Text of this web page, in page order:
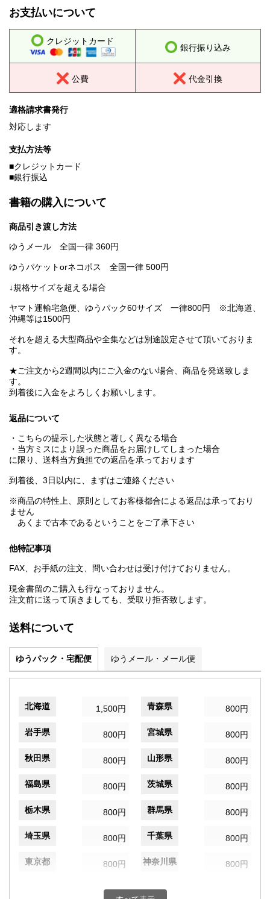
お支払いについて
クレジットカード
銀行振り込み
公費 代金引換
適格請求書発行
対応します
支払方法等
■クレジットカード
■銀行振込
書籍の購入について
商品引き渡し方法
ゆうメール 全国一律 360円
ゆうパケットorネコポス 全国一律 500円
↓規格サイズを超える場合
ヤマト運輸宅急便、ゆうパック60サイズ 一律800円 ※北海道、
沖縄等は1500円
それを超える大型商品や全集などは別途設定させて頂いておりま
す。
★ご注文から2週間以内にご入金のない場合、商品を発送致しま
す。
到着後に入金をよろしくお願いします。
返品について
・こちらの提示した状態と著しく異なる場合
・当方ミスにより誤った商品をお届けしてしまった場合
に限り、送料当方負担での返品を承っております
到着後、3日以内に、まずはご連絡ください
※商品の特性上、原則としてお客様都合による返品は承っており
ません
あくまで古本であるということをご了承下さい
他特記事項
FAX、お手紙の注文、問い合わせは受け付けておりません。
現金書留のご購入も行なっておりません。
注文前に送って頂きましても、受取り拒否致します。
送料について
ゆうパック・宅配便 ゆうメール・メール便
北海道 1,500円 青森県 800円
岩手県 800円 宮城県 800円
秋田県 800円 山形県 800円
福島県 800円 茨城県 800円
栃木県 800円 群馬県 800円
埼玉県 800円 千葉県 800円
東京都 800円 神奈川県 800円
800円 富山県